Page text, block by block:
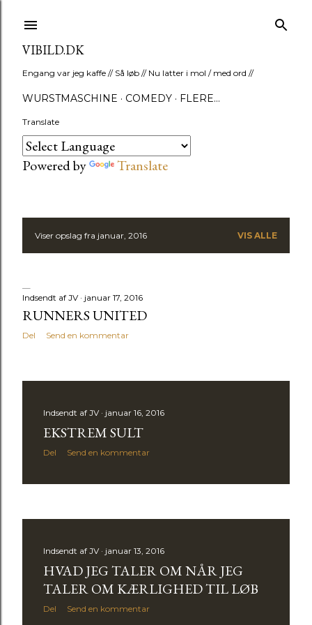
VIBILD.DK
Engang var jeg kaffe // Så løb // Nu latter i mol / med ord //
WURSTMASCHINE COMEDY FLERE…
Translate
Powered by Translate
O
s
l
g
Viser opslag fra januar, 2016 VIS ALLE
Indsendt af JV januar 17, 2016
RUNNERS UNITED
Del Send en kommentar
Indsendt af JV januar 16, 2016
EKSTREM SULT
Del Send en kommentar
Indsendt af JV januar 13, 2016
HVAD JEG TALER OM NÅR JEG
TALER OM KÆRLIGHED TIL LØB
Del Send en kommentar